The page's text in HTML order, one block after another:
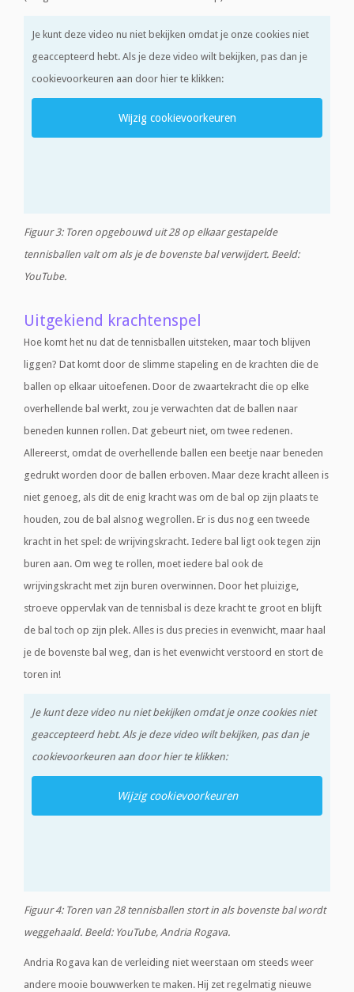
Je kunt deze video nu niet bekijken omdat je onze cookies niet
geaccepteerd hebt. Als je deze video wilt bekijken, pas dan je
cookievoorkeuren aan door hier te klikken:
Wijzig cookievoorkeuren
Figuur 3: Toren opgebouwd uit 28 op elkaar gestapelde
tennisballen valt om als je de bovenste bal verwijdert. Beeld:
YouTube.
Uitgekiend krachtenspel
Hoe komt het nu dat de tennisballen uitsteken, maar toch blijven
liggen? Dat komt door de slimme stapeling en de krachten die de
ballen op elkaar uitoefenen. Door de zwaartekracht die op elke
overhellende bal werkt, zou je verwachten dat de ballen naar
beneden kunnen rollen. Dat gebeurt niet, om twee redenen.
Allereerst, omdat de overhellende ballen een beetje naar beneden
gedrukt worden door de ballen erboven. Maar deze kracht alleen is
niet genoeg, als dit de enig kracht was om de bal op zijn plaats te
houden, zou de bal alsnog wegrollen. Er is dus nog een tweede
kracht in het spel: de wrijvingskracht. Iedere bal ligt ook tegen zijn
buren aan. Om weg te rollen, moet iedere bal ook de
wrijvingskracht met zijn buren overwinnen. Door het pluizige,
stroeve oppervlak van de tennisbal is deze kracht te groot en blijft
de bal toch op zijn plek. Alles is dus precies in evenwicht, maar haal
je de bovenste bal weg, dan is het evenwicht verstoord en stort de
toren in!
Je kunt deze video nu niet bekijken omdat je onze cookies niet
geaccepteerd hebt. Als je deze video wilt bekijken, pas dan je
cookievoorkeuren aan door hier te klikken:
Wijzig cookievoorkeuren
Figuur 4: Toren van 28 tennisballen stort in als bovenste bal wordt
weggehaald. Beeld: YouTube, Andria Rogava.
Andria Rogava kan de verleiding niet weerstaan om steeds weer
andere mooie bouwwerken te maken. Hij zet regelmatig nieuwe